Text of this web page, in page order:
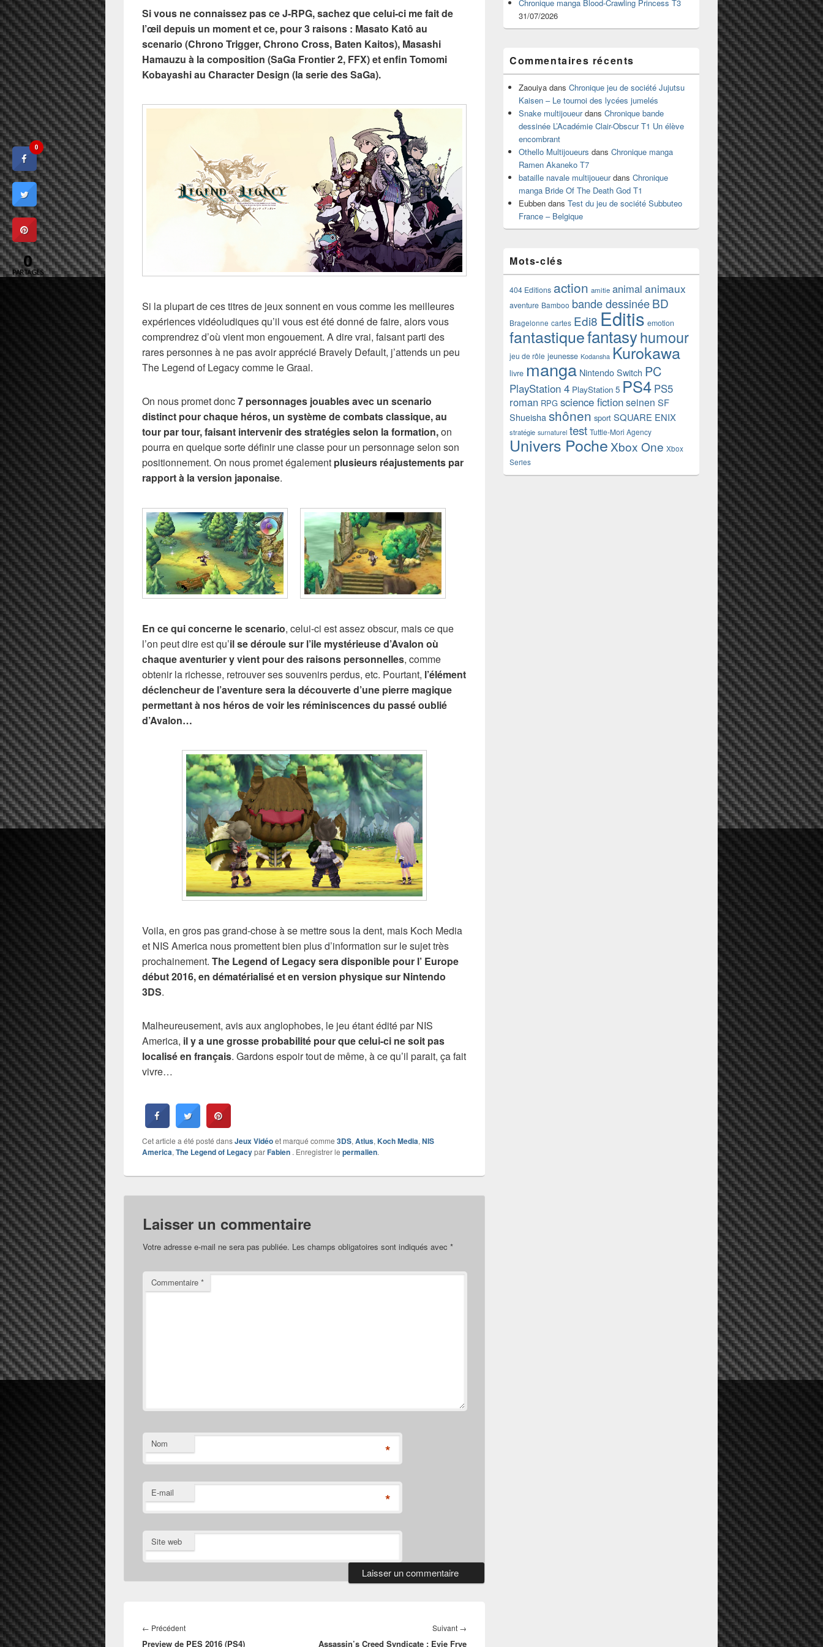
Si vous ne connaissez pas ce J-RPG, sachez que celui-ci me fait de
l’œil depuis un moment et ce, pour 3 raisons : Masato Katô au
scenario (Chrono Trigger, Chrono Cross, Baten Kaitos), Masashi
Hamauzu à la composition (SaGa Frontier 2, FFX) et enfin Tomomi
Kobayashi au Character Design (la serie des SaGa).
Si la plupart de ces titres de jeux sonnent en vous comme les meilleures
expériences vidéoludiques qu’il vous est été donné de faire, alors vous
comprendrez d’où vient mon engouement. A dire vrai, faisant parti des
rares personnes à ne pas avoir apprécié Bravely Default, j’attends un peu
The Legend of Legacy comme le Graal.
On nous promet donc7 personnages jouables avec un scenario
distinct pour chaque héros, un système de combats classique, au
tour par tour, faisant intervenir des stratégies selon la formation,on
pourra en quelque sorte définir une classe pour un personnage selon son
positionnement. On nous promet également plusieurs réajustements par
rapport à la version japonaise.
En ce qui concerne le scenario, celui-ci est assez obscur, mais ce que
l’on peut dire est qu’il se déroule sur l’ile mystérieuse d’Avalon où
chaque aventurier y vient pour des raisons personnelles, comme
obtenir la richesse, retrouver ses souvenirs perdus, etc. Pourtant, l’élément
déclencheur de l’aventure sera la découverte d’une pierre magique
permettant à nos héros de voir les réminiscences du passé oublié
d’Avalon…
Voila, en gros pas grand-chose à se mettre sous la dent, mais Koch Media
et NIS America nous promettent bien plus d’information sur le sujet très
prochainement. The Legend of Legacy sera disponible pour l’ Europe
début 2016, en dématérialisé et en version physique sur Nintendo
3DS.
Malheureusement, avis aux anglophobes, le jeu étant édité par NIS
America, il y a une grosse probabilité pour que celui-ci ne soit pas
localisé en français. Gardons espoir tout de même, à ce qu’il parait, ça fait
vivre…
Cet article a été posté dansJeux Vidéoet marqué comme 3DS, Atlus, Koch Media, NIS
America, The Legend of LegacyparFabien . Enregistrer le permalien.
Laisser un commentaire
Votre adresse e-mail ne sera pas publiée. Les champs obligatoires sont indiqués avec *
Commentaire *
Nom *
E-mail *
Site web
de
l’article
← PrécédentArticle
précédent :
Preview de PES 2016 (PS4)
Suivant →
suivant :
Assassin’s Creed Syndicate : Evie Frye
Chronique manga Blood-Crawling Princess T3
31/07/2026
Commentaires récents
Zaouiya dans Chronique jeu de société Jujutsu
Kaisen – Le tournoi des lycées jumelés
Snake multijoueurdans Chronique bande
dessinée L’Académie Clair-Obscur T1 Un élève
encombrant
Othello Multijoueurs dans Chronique manga
Ramen Akaneko T7
bataille navale multijoueurdans Chronique
manga Bride Of The Death God T1
Eubben dans Test du jeu de société Subbuteo
France – Belgique
Mots-clés
404 Editions action amitie animal animaux
aventure Bamboo bande dessinéeBD
Bragelonne cartes Edi8 Editis emotion
fantastiquefantasyhumour
jeu de rôle jeunesse Kodansha Kurokawa
livre manga Nintendo Switch PC
PlayStation 4 PlayStation 5 PS4 PS5
roman RPG science fictionseinen SF
Shueisha shônen sport SQUARE ENIX
stratégie surnaturel test Tuttle-Mori Agency
Univers Poche Xbox One Xbox
Series
0
0
PARTAGES